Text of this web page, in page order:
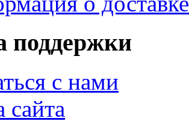
поддержки
с нами
сайта